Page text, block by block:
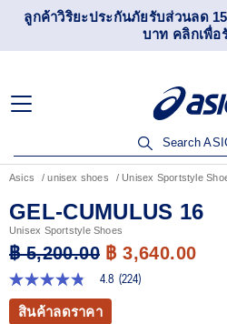
เข้าร่วม OneASICS™ เพื่อสะสม
สมาชิกเท่านั้น ส
Search
Asics unisex shoes Unisex Sportstyle
GEL-CUMULUS 16
Unisex Sportstyle Shoes
฿ 5,200.00 ฿ 3,640.00
4.8
จาก
4.8 (224)
สินค้าลดราคา